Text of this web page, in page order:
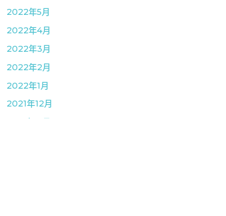
2022年5月
2022年4月
2022年3月
2022年2月
2022年1月
2021年12月
2021年11月